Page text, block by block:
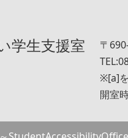
学生支援室
〒
※[a]
開室